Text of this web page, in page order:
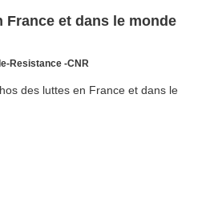
France et dans le monde
Resistance -CNR